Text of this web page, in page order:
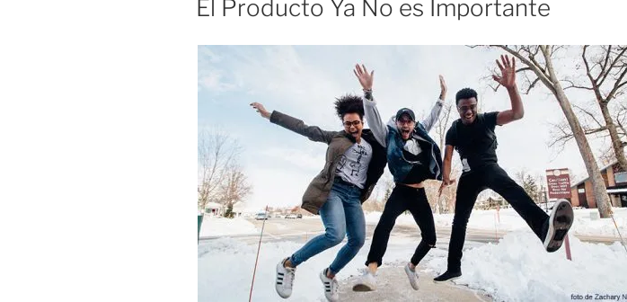
El Producto Ya No es Importante